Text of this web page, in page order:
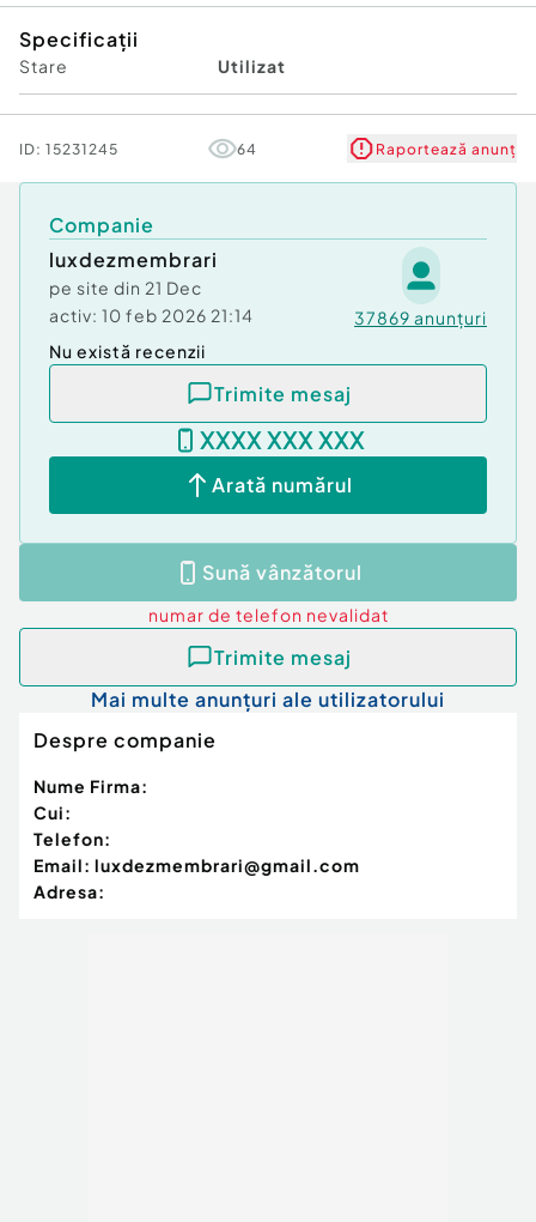
Specificații
Stare Utilizat
ID: 15231245 64 Raportează anunț
Companie
luxdezmembrari
pe site din 21 Dec
activ: 10 feb 2026 21:14 37869 anunțuri
Nu există recenzii
Trimite mesaj
XXXX XXX XXX
Arată numărul
Sună vânzătorul
numar de telefon nevalidat
Trimite mesaj
Mai multe anunțuri ale utilizatorului
Despre companie
Nume Firma:
Cui:
Telefon:
Email: luxdezmembrari@gmail.com
Adresa: